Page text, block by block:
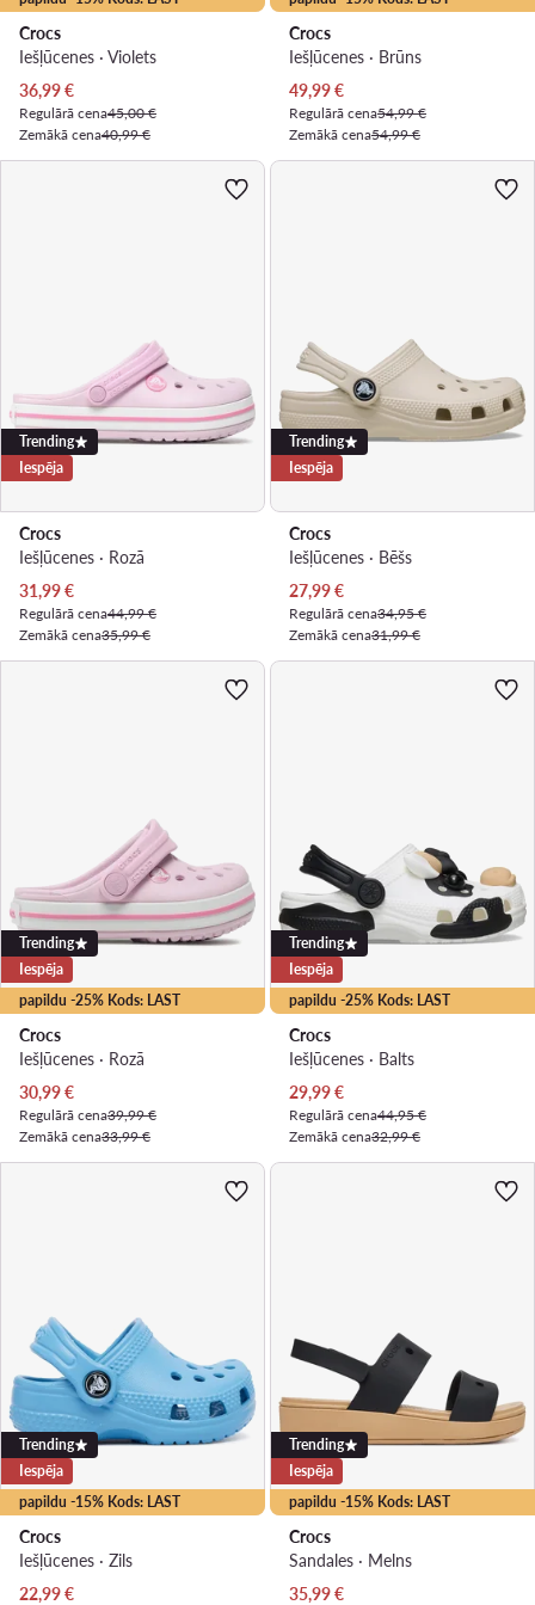
Crocs
Iešļūcenes · Violets
Pašreizējā cena
36,99€
Regulārā cena45,00 €
Zemākā cena40,99 €
Crocs
Iešļūcenes · Brūns
Pašreizējā cena
49,99€
Regulārā cena54,99 €
Zemākā cena54,99 €
Trending
Iespēja
Crocs
Iešļūcenes · Rozā
Pašreizējā cena
31,99€
Regulārā cena44,99 €
Zemākā cena35,99 €
Trending
Iespēja
Crocs
Iešļūcenes · Bēšs
Pašreizējā cena
27,99€
Regulārā cena34,95 €
Zemākā cena31,99 €
papildu -25% Kods: LAST
Trending
Iespēja
Crocs
Iešļūcenes · Rozā
Pašreizējā cena
30,99€
Regulārā cena39,99 €
Zemākā cena33,99 €
papildu -25% Kods: LAST
Trending
Iespēja
Crocs
Iešļūcenes · Balts
Pašreizējā cena
29,99€
Regulārā cena44,95 €
Zemākā cena32,99 €
papildu -15% Kods: LAST
Trending
Iespēja
Crocs
Iešļūcenes · Zils
Pašreizējā cena
22,99€
papildu -15% Kods: LAST
Trending
Iespēja
Crocs
Sandales · Melns
Pašreizējā cena
35,99€